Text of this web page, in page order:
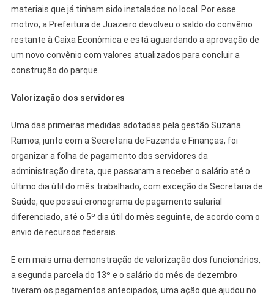
materiais que já tinham sido instalados no local. Por esse
motivo, a Prefeitura de Juazeiro devolveu o saldo do convênio
restante à Caixa Econômica e está aguardando a aprovação de
um novo convênio com valores atualizados para concluir a
construção do parque.
Valorização dos servidores
Uma das primeiras medidas adotadas pela gestão Suzana
Ramos, junto com a Secretaria de Fazenda e Finanças, foi
organizar a folha de pagamento dos servidores da
administração direta, que passaram a receber o salário até o
último dia útil do mês trabalhado, com exceção da Secretaria de
Saúde, que possui cronograma de pagamento salarial
diferenciado, até o 5º dia útil do mês seguinte, de acordo com o
envio de recursos federais.
E em mais uma demonstração de valorização dos funcionários,
a segunda parcela do 13º e o salário do mês de dezembro
tiveram os pagamentos antecipados, uma ação que ajudou no